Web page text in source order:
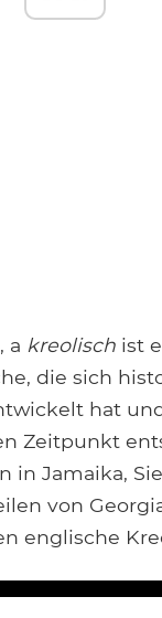
a kreolisch ist
die sich
hat
Zeitpunkt
in Jamaika,
von
englische